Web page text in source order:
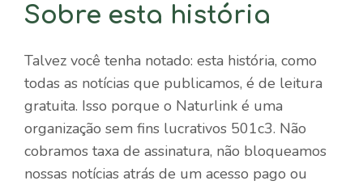
Sobre esta história
Talvez você tenha notado: esta história, como
todas as notícias que publicamos, é de leitura
gratuita. Isso porque o Naturlink é uma
organização sem fins lucrativos 501c3. Não
cobramos taxa de assinatura, não bloqueamos
nossas notícias atrás de um acesso pago ou